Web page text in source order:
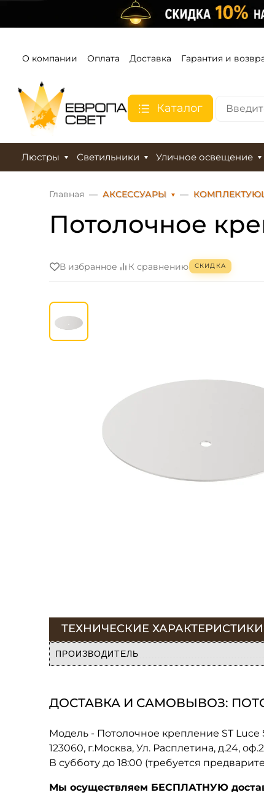
О компании Оплата Доставка Гарантия и
Каталог
Люстры Светильники Уличное освещение
Главная АКСЕССУАРЫ
Потолочное
В избранное К сравнению СКИДКА
ТЕХНИЧЕСКИЕ
ПРОИЗВОДИТЕЛЬ
ДОСТАВКА И САМОВЫВОЗ:
Модель - Потолочное крепление ST Luce
123060, г.Москва, Ул. Расплетина, д.24,
В субботу до 18:00 (требуется
Мы осуществляем БЕСПЛАТНУЮ